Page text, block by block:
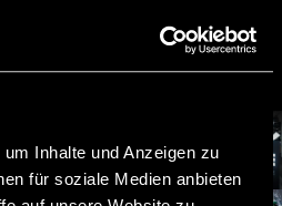
Inhalte und Anzeigen zu
für soziale Medien anbieten